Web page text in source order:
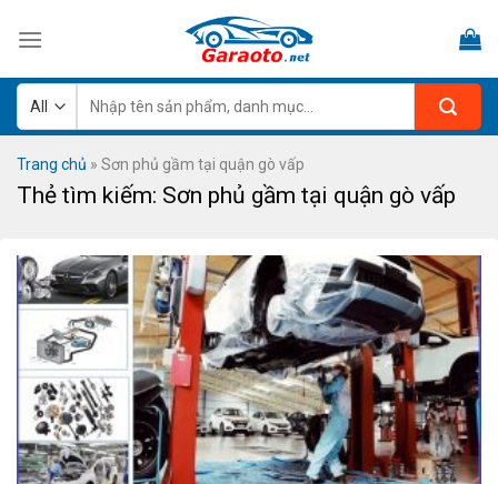
kiếm:
Trang chủ » Sơn phủ gầm tại quận gò vấp
Thẻ tìm kiếm: Sơn phủ gầm tại quận gò vấp